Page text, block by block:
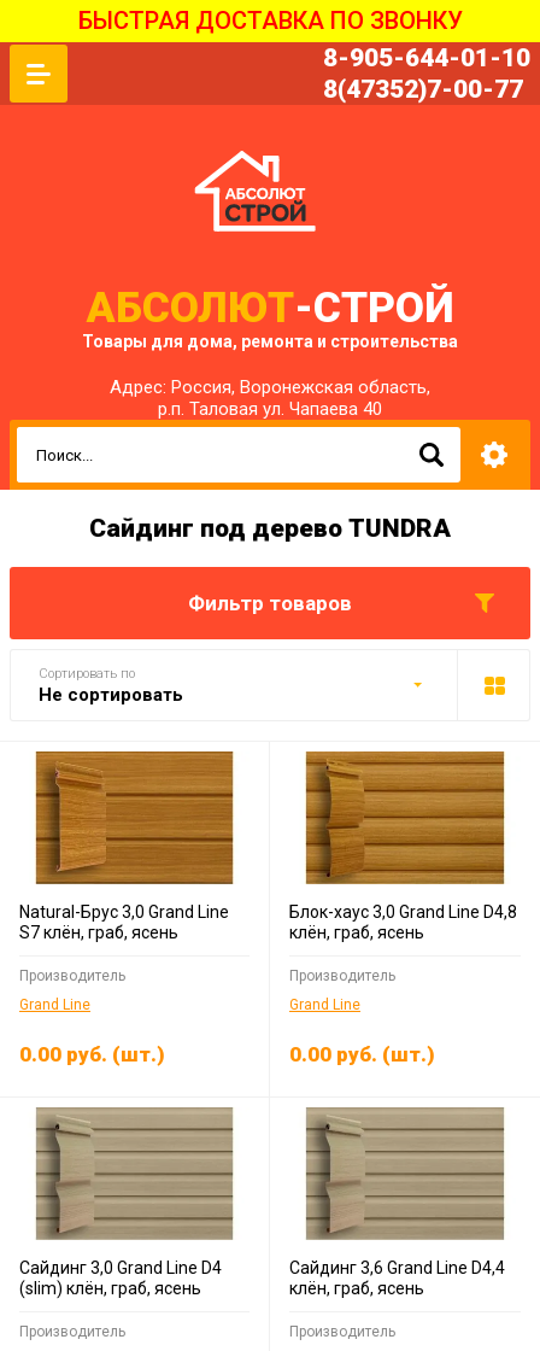
БЫСТРАЯ ДОСТАВКА ПО ЗВОНКУ
8-905-644-01-10
8(47352)7-00-77
АБСОЛЮТ-СТРОЙ
Товары для дома, ремонта и строительства
Адрес: Россия, Воронежская область,
р.п. Таловая ул. Чапаева 40
Сайдинг под дерево TUNDRA
Фильтр товаров
Сортировать по
Не сортировать
Natural-Брус 3,0 Grand Line
S7 клён, граб, ясень
Производитель
Grand Line
0.00 руб. (шт.)
Блок-хаус 3,0 Grand Line D4,8
клён, граб, ясень
Производитель
Grand Line
0.00 руб. (шт.)
Сайдинг 3,0 Grand Line D4
(slim) клён, граб, ясень
Производитель
Сайдинг 3,6 Grand Line D4,4
клён, граб, ясень
Производитель